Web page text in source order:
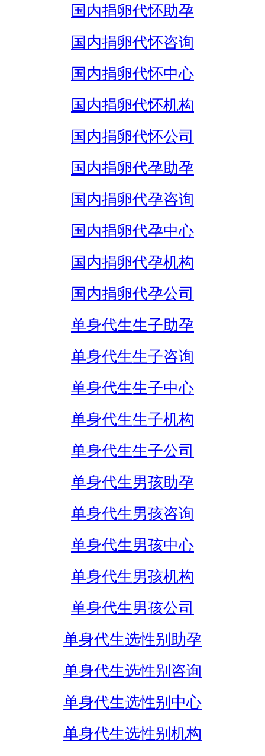
国内捐卵代怀助孕
国内捐卵代怀咨询
国内捐卵代怀中心
国内捐卵代怀机构
国内捐卵代怀公司
国内捐卵代孕助孕
国内捐卵代孕咨询
国内捐卵代孕中心
国内捐卵代孕机构
国内捐卵代孕公司
单身代生生子助孕
单身代生生子咨询
单身代生生子中心
单身代生生子机构
单身代生生子公司
单身代生男孩助孕
单身代生男孩咨询
单身代生男孩中心
单身代生男孩机构
单身代生男孩公司
单身代生选性别助孕
单身代生选性别咨询
单身代生选性别中心
单身代生选性别机构